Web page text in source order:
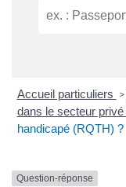
Accueil particuliers >
dans le secteur privé
handicapé (RQTH) ?
Question-réponse